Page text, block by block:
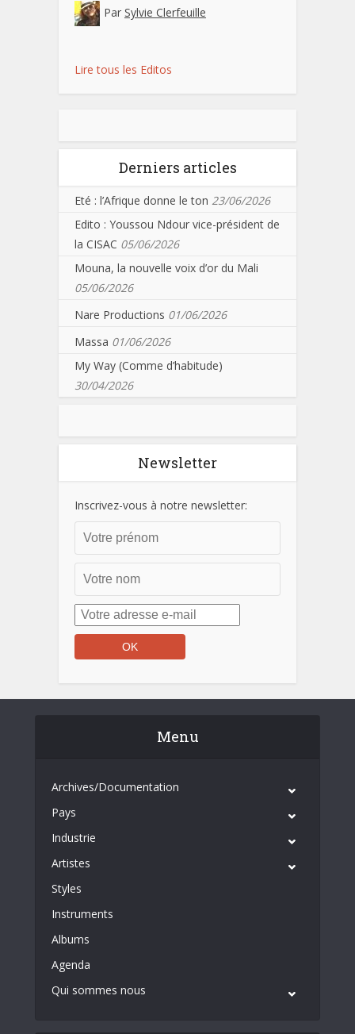
Par Sylvie Clerfeuille
Lire tous les Editos
Derniers articles
Eté : l’Afrique donne le ton 23/06/2026
Edito : Youssou Ndour vice-président de
la CISAC 05/06/2026
Mouna, la nouvelle voix d’or du Mali
05/06/2026
Nare Productions 01/06/2026
Massa 01/06/2026
My Way (Comme d’habitude)
30/04/2026
Newsletter
Inscrivez-vous à notre newsletter:
Menu
Archives/Documentation
Pays
Industrie
Artistes
Styles
Instruments
Albums
Agenda
Qui sommes nous